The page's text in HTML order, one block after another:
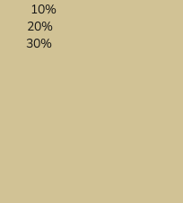
10%
20%
30%